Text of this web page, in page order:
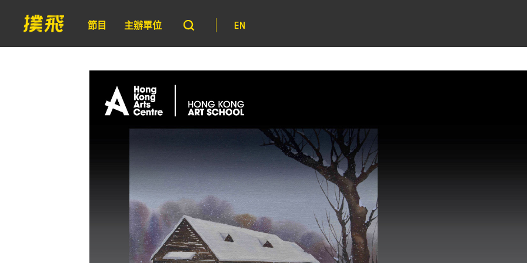
節目 主辦單位 EN